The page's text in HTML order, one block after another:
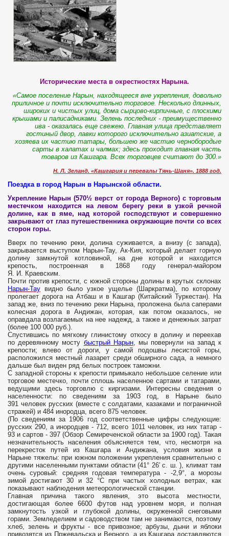
Исторические места в окрестностях Нарына.
«Самое поселение Нарын, находящееся вне укрепления, довольно
приличное и почти исключительно торговое. Несколько длинных,
широких и чистых улиц, дома сырцово-кирпичные, с плоскими
крышами и палисадниками. Зелень последних - преимущественно
ива - оказалась еще свежею. Главная улица представляет
гостиный двор, лавки которого исключительно азиатские, а
хозяева их частию татары, большею же частию чернобородые
сарты в халатах и чалмах; здесь проходит главная часть
товаров из Кашгара. Всех торговцев считают до 300.»
Н. Л. Зеланд. «Кашгария и перевалы Тянь-Шаня». 1888 год.
Поездка в город Нарын в Нарынской области.
Укрепление Нарын (570½ верст от города Верного) с торговым
местечком находится на левом берегу реки в узкой речной
долине, как в яме, над которой господствуют и совершенно
закрывают от глаз путешественника окружающие почти со всех
сторон горы.
Вверх по течению реки, долина суживается, а внизу (с запада),
закрывается выступом Нарын-Тау, Ак-Кия, который делает горную
долину замкнутой котловиной, на дне которой и находится
крепость, построенная в 1868 году генерал-майором
Я. И. Краевским.
Почти против крепости, с южной стороны долины в крутых склонах
Нарын-Тау видно было узкое ущелье (Шаркратма), по которому
пролегает дорога на Атбаш и в Кашгар (Китайский Туркестан). На
запад же, вниз по течению реки Нарына, проложена была саперами
колесная дорога в Андижан, которая, как потом оказалось, не
оправдала возлагаемых на нее надежд, а также и денежных затрат
(более 100 000 руб.).
Спустившись по мягкому глинистому откосу в долину и переехав
по деревянному мосту быстрый Нарын, мы повернули на запад к
крепости; влево от дороги, у самой подошвы лесистой горы,
расположился местный лазарет среди обширного сада, а немного
дальше был виден ряд белых построек таможни.
С западной стороны к крепости примыкало небольшое селение или
торговое местечко, почти сплошь населенное сартами и татарами,
ведущими здесь торговлю с киргизами. Интересны сведения о
населенности: по сведениям за 1903 год, в Нарыне было
391 человек русских (вместе с солдатами, казаками и пограничной
стражей) и 484 инородца, всего 875 человек.
(По сведениям за 1906 год соответственные цифры следующие:
русских 290, а инородцев - 712, всего 1011 человек, из них татар -
93 и сартов - 397 (Обзор Семиреченской области за 1900 год). Такая
незначительность населения объясняется тем, что, несмотря на
перекресток путей из Кашгара и Андижана, условия жизни в
Нарыне тяжелы: при южном положении укрепления сравнительно с
другими населенными пунктами области (41° 26′ с. ш. ), климат там
очень суровый: средняя годовая температура - -2,9°, а морозы
зимой достигают 30 и 32 °C при частых холодных ветрах, как
показывают наблюдения метеорологической станции.
Главная причина такого явления, это высота местности,
достигающая более 6600 футов над уровнем моря, и полная
замкнутость узкой и глубокой долины, окруженной снеговыми
горами. Земледелием и садоводством там не занимаются, поэтому
хлеб, зелень и фрукты - все привозное; арбузы, дыни и яблоки
привозятся из Пржевальска и Верного, а из Кашгара доставляются